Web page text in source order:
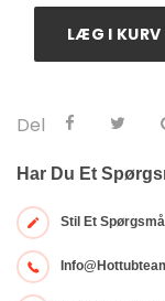
LÆG I KURV
Del
Har Du Et
Stil Et Spørgsmål